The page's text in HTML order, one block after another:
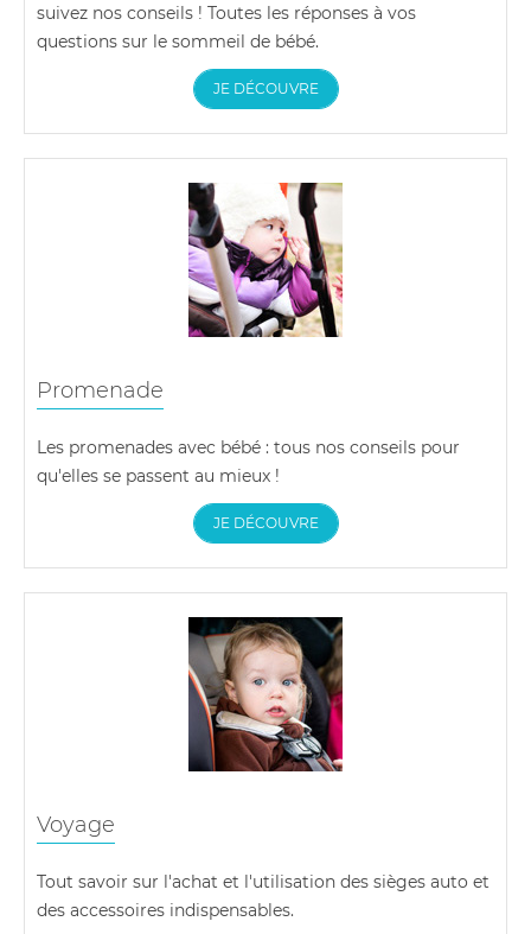
suivez nos conseils ! Toutes les réponses à vos
questions sur le sommeil de bébé.
JE DÉCOUVRE
Promenade
Les promenades avec bébé : tous nos conseils pour
qu'elles se passent au mieux !
JE DÉCOUVRE
Voyage
Tout savoir sur l'achat et l'utilisation des sièges auto et
des accessoires indispensables.